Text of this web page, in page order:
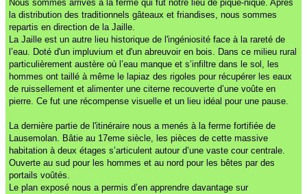
Nous sommes arrivés à la ferme qui fut notre lieu de pique-nique. Après
la distribution des traditionnels gâteaux et friandises, nous sommes
repartis en direction de la Jaille.
La Jaille est un autre lieu historique de l'ingéniosité face à la rareté de
l’eau. Doté d'un impluvium et d'un abreuvoir en bois. Dans ce milieu rural
particulièrement austère où l’eau manque et s’infiltre dans le sol, les
hommes ont taillé à même le lapiaz des rigoles pour récupérer les eaux
de ruissellement et alimenter une citerne recouverte d’une voûte en
pierre. Ce fut une récompense visuelle et un lieu idéal pour une pause.
La dernière partie de l'itinéraire nous a menés à la ferme fortifiée de
Lausemolan. Bâtie au 17eme siècle, les pièces de cette massive
habitation à deux étages s’articulent autour d’une vaste cour centrale.
Ouverte au sud pour les hommes et au nord pour les bêtes par des
portails voûtés.
Le plan exposé nous a permis d’en apprendre davantage sur